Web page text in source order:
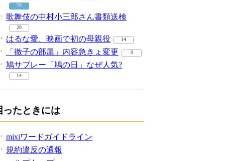
79
歌舞伎の中村小三郎さん書類送検
20
はるな愛、映画で初の母親役 14
「徹子の部屋」内容急きょ変更 9
鳩サブレー「鳩の日」なぜ人気?
14
ったときには
mixiワードガイドライン
規約違反の通報